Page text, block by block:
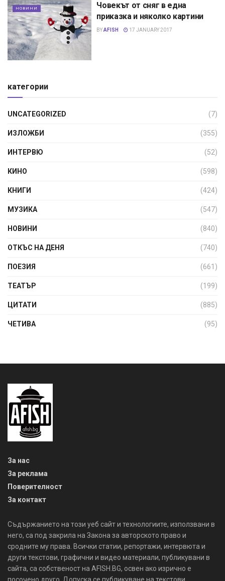
НОВИНИ
Човекът от сняг в една
приказка и няколко картини
BYAFISH 17 JANUARY 2017
категории
UNCATEGORIZED (7)
ИЗЛОЖБИ (355)
ИНТЕРВЮ (52)
КИНО (598)
КНИГИ (424)
МУЗИКА (547)
НОВИНИ (840)
ОТКЪС НА ДЕНЯ (740)
ПОЕЗИЯ (661)
ТЕАТЪР (199)
ЦИТАТИ (885)
ЧЕТИВА (95)
За нас
За реклама
Поверителност
За контакт
Съдържанието на този уеб сайт и технологиите, използвани в
него, са под закрила на Закона за авторското право и
сродните му права. Всички статии, репортажи, интервюта и
други текстови, графични и видео материали, публикувани в
сайта, са собственост на AFISH.BG, освен ако изрично е
посочено друго. Допуска се публикуване на текстови